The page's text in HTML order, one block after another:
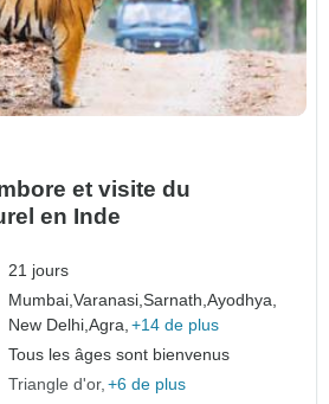
et visite du
en Inde
21 jours
Mumbai,Varanasi,Sarnath,Ayodhya,
New Delhi,Agra, +14 de plus
Tous les âges sont bienvenus
Triangle d'or +6 de plus